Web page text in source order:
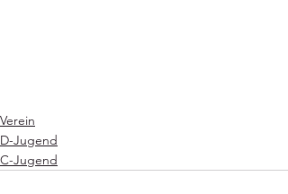
Verein
D-Jugend
C-Jugend